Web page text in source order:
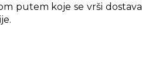
putem koje se vrši dostava